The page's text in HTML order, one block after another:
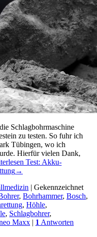
Schlagbohrmaschine
zu testen. So fuhr ich
Tübingen, wo ich
Hierfür vielen Dank,
Test: Akku-
→
| Gekennzeichnet
, Bohrhammer, Bosch,
, Höhle,
, Schlagbohrer,
Maxx | 1 Antworten